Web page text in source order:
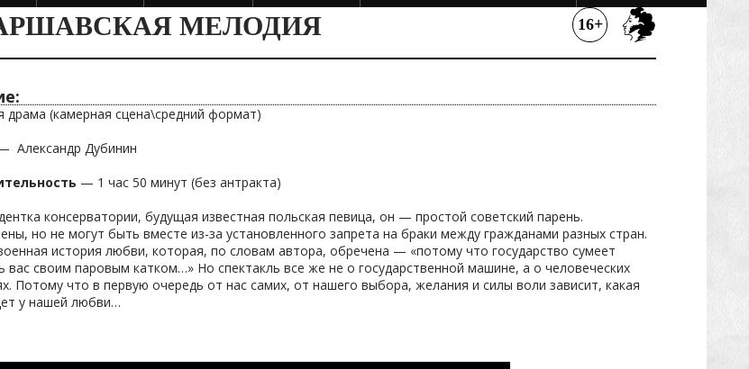
МЕЛОДИЯ 16+
драма (камерная сцена\средний формат)
Александр Дубинин
— 1 час 50 минут (без антракта)
консерватории, будущая известная польская певица, он — простой советский парень.
но не могут быть вместе из-за установленного запрета на браки между гражданами разных стран.
история любви, которая, по словам автора, обречена — «потому что государство сумеет
вас своим паровым катком…» Но спектакль все же не о государственной машине, а о человеческих
Потому что в первую очередь от нас самих, от нашего выбора, желания и силы воли зависит, какая
у нашей любви…